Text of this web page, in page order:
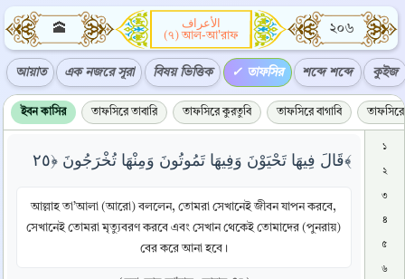
🕋
الأعراف
(৭) আল-আ'রাফ
২০৬
আয়াত এক নজরে সূরা বিষয় ভিত্তিক তাফসির শব্দে শব্দে কুইজ
ইবন কাসির তাফসিরে তাবারি তাফসিরে কুরতুবি তাফসিরে বাগাবি তাফসিরে
قَالَ فِيهَا تَحْيَوْنَ وَفِيهَا تَمُوتُونَ وَمِنْهَا تُخْرَجُونَ ﴿٢٥﴾
আল্লাহ তা’আলা (আরো) বললেন, তোমরা সেখানেই জীবন যাপন করবে,
সেখানেই তোমরা মৃত্যুবরণ করবে এবং সেখান থেকেই তোমাদের (পুনরায়)
বের করে আনা হবে।
১
২
৩
৪
৫
৬